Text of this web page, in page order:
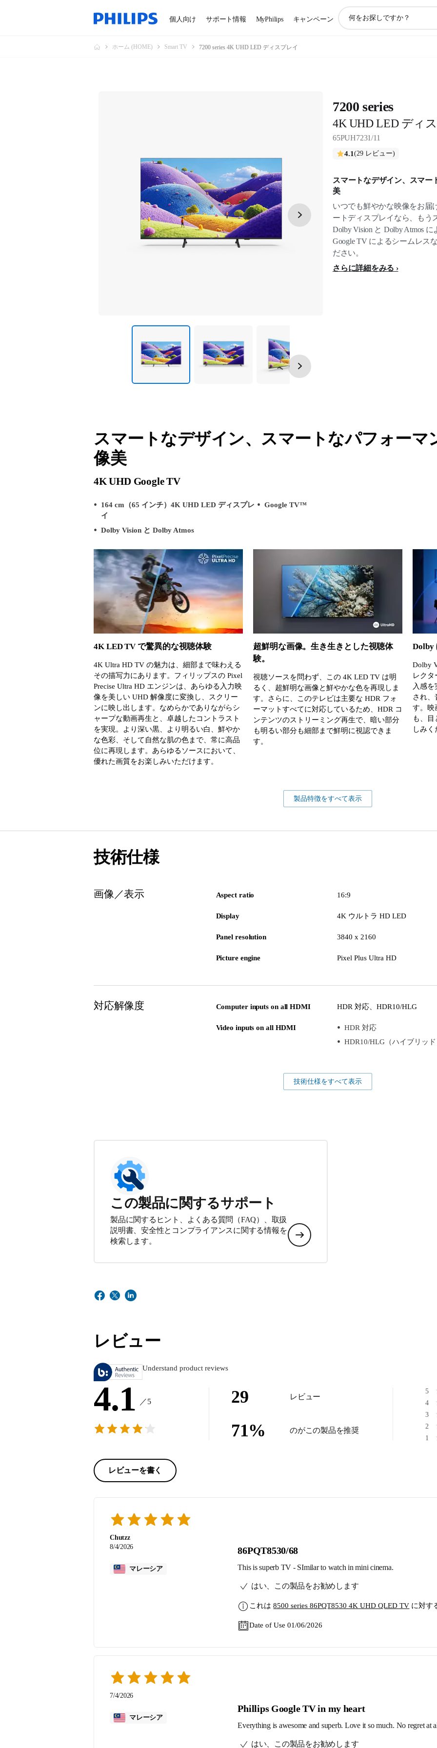
個人向け サポート情報 MyPhilips キャンペーン
索
ホーム (HOME) Smart TV 7200 series 4K UHD LED ディスプレイ
7200 series
4K UHD LED ディ
65PUH7231/11
4.1 (29 レビュー)
スマートなデザイン、スマー
美
いつでも鮮やかな映像をお届
ートディスプレイなら、もう
Dolby Vision と Dolby Atmos
Google TV によるシームレス
ださい。
さらに詳細をみる
スマートなデザイン、スマートなパフォーマ
像美
4K UHD Google TV
164 cm（65 インチ）4K UHD LED ディスプレ
イ
Google TV™
Dolby Vision と Dolby Atmos
4K LED TV で驚異的な視聴体験
4K Ultra HD TV の魅力は、細部まで味わえる
その描写力にあります。フィリップスの Pixel
Precise Ultra HD エンジンは、あらゆる入力映
像を美しい UHD 解像度に変換し、スクリー
ンに映し出します。なめらかでありながらシ
ャープな動画再生と、卓越したコントラスト
を実現。より深い黒、より明るい白、鮮やか
な色彩、そして自然な肌の色まで、常に高品
位に再現します。あらゆるソースにおいて、
優れた画質をお楽しみいただけます。
超鮮明な画像。生き生きとした視聴体
験。
視聴ソースを問わず、この 4K LED TV は明
るく、超鮮明な画像と鮮やかな色を再現しま
す。さらに、このテレビは主要な HDR フォ
ーマットすべてに対応しているため、HDR コ
ンテンツのストリーミング再生で、暗い部分
も明るい部分も細部まで鮮明に視認できま
す。
Dolby
Dolby
レク
入感
され、
す。映
も、目
しみく
製品特徴をすべて表示
技術仕様
画像／表示 Aspect ratio 16:9
Display 4K ウルトラ HD LED
Panel resolution 3840 x 2160
Picture engine Pixel Plus Ultra HD
対応解像度 Computer inputs on all HDMI HDR 対応、HDR10/HLG
Video inputs on all HDMI
HDR 対応
HDR10/HLG（ハイブリッド
技術仕様をすべて表示
この製品に関するサポート
製品に関するヒント、よくある質問（FAQ）、取扱
説明書、安全性とコンプライアンスに関する情報を
検索します。
レビュー
Understand product reviews
4.1 ／5
レビューを書く
29 レビュー
71% のがこの製品を推奨
5
4
3
2
1
Chutzz
8/4/2026
マレーシア
86PQT8530/68
This is superb TV - SImilar to watch in mini cinema.
はい、この製品をお勧めします
これは8500 series 86PQT8530 4K UHD QLED TV に対す
Date of Use 01/06/2026
7/4/2026
マレーシア
Phillips Google TV in my heart
Everything is awesome and superb. Love it so much. No regret at
はい、この製品をお勧めします